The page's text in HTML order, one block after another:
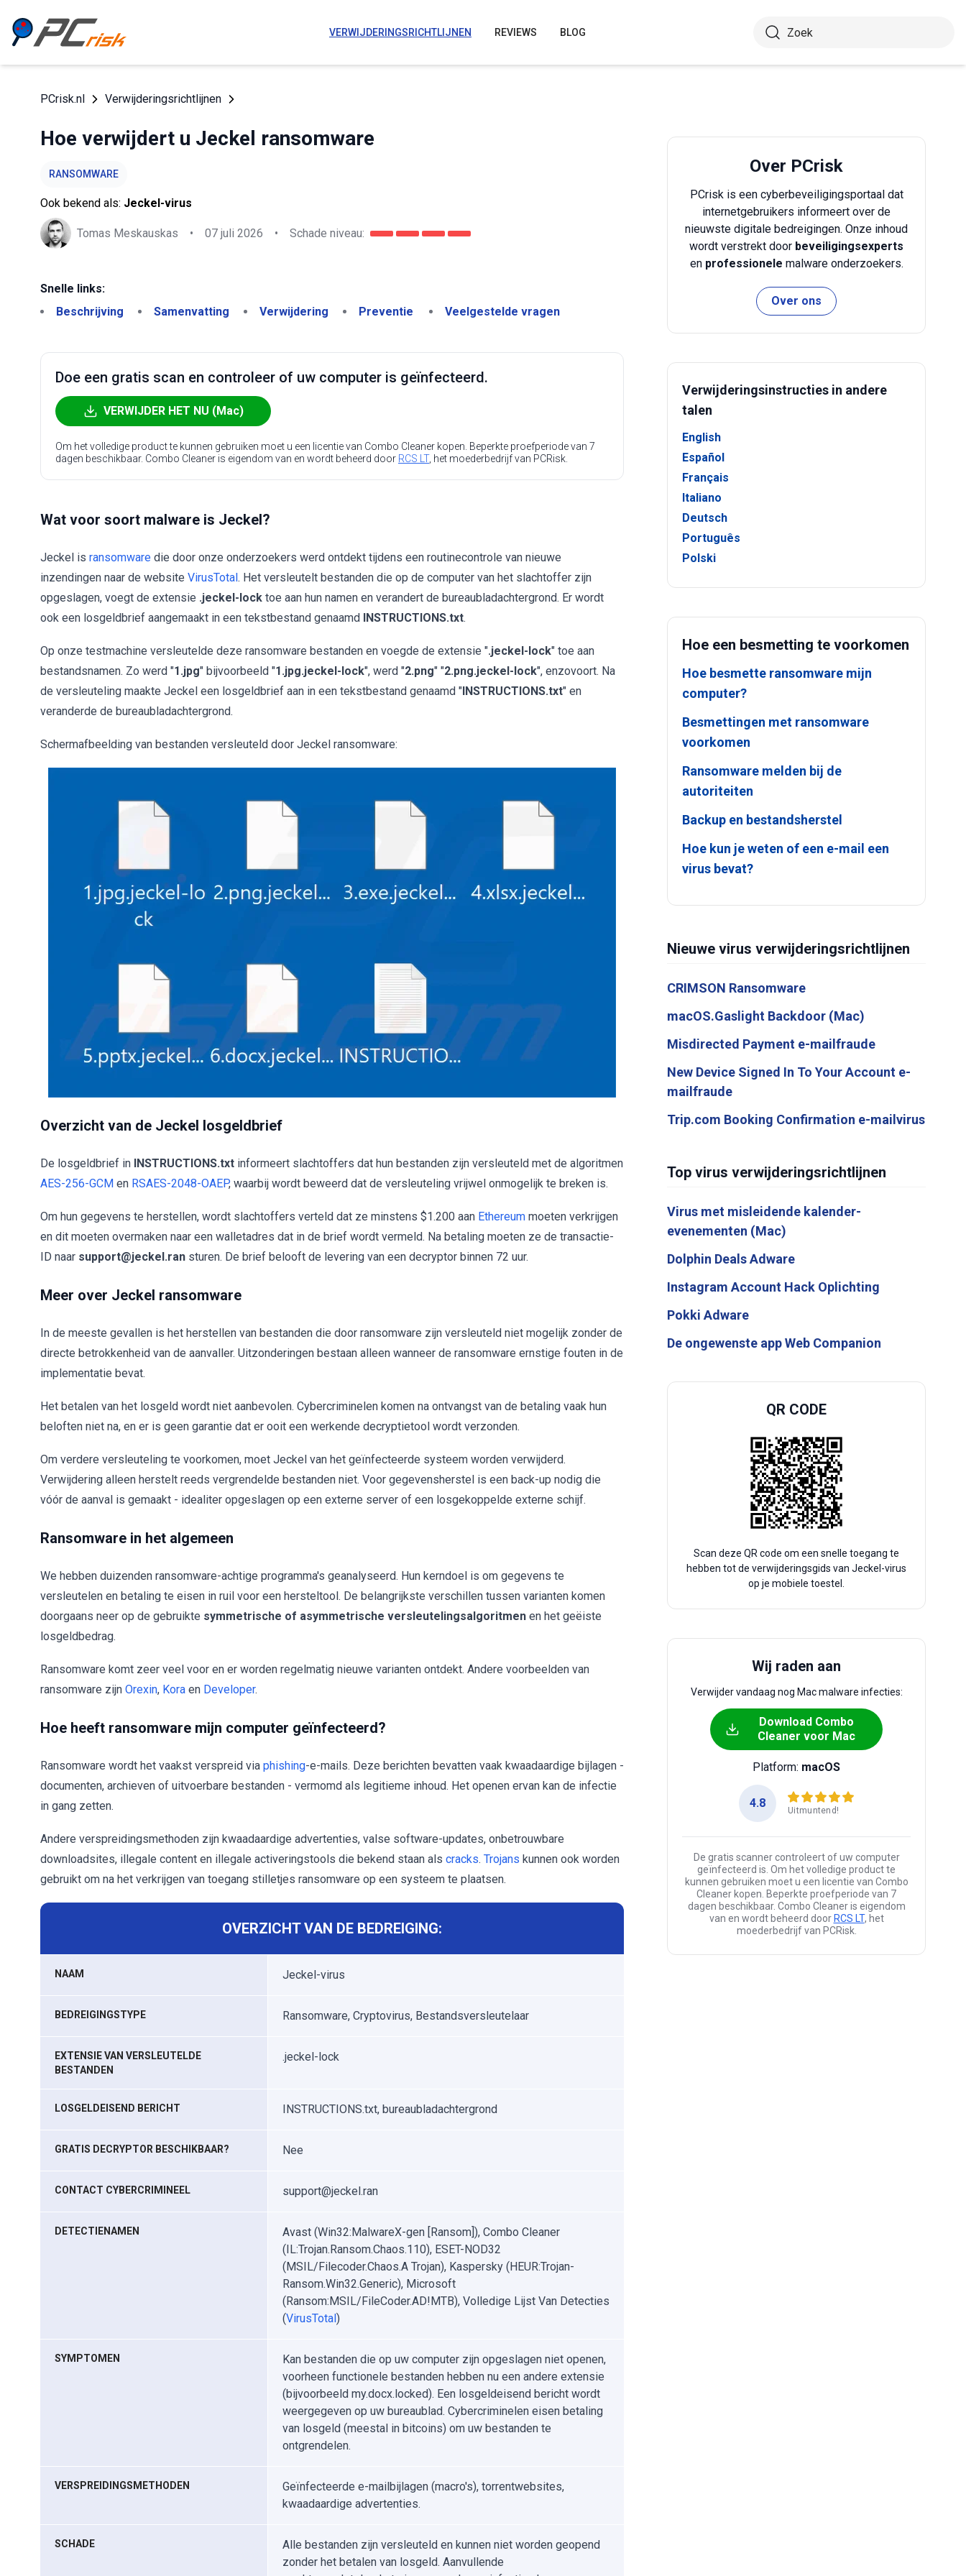
VERWIJDERINGSRICHTLIJNEN REVIEWS BLOG
PCrisk.nl Verwijderingsrichtlijnen
Hoe verwijdert u Jeckel ransomware
RANSOMWARE
Ook bekend als: Jeckel-virus
Tomas Meskauskas • 07 juli 2026 • Schade niveau:
Snelle links:
Beschrijving
Samenvatting Verwijdering Preventie Veelgestelde vragen
Doe een gratis scan en controleer of uw computer is geïnfecteerd.
VERWIJDER HET NU (Mac)
Om het volledige product te kunnen gebruiken moet u een licentie van Combo Cleaner kopen. Beperkte proefperiode van 7
dagen beschikbaar. Combo Cleaner is eigendom van en wordt beheerd door RCS LT, het moederbedrijf van PCRisk.
Wat voor soort malware is Jeckel?
Jeckel is ransomware die door onze onderzoekers werd ontdekt tijdens een routinecontrole van nieuwe
inzendingen naar de website VirusTotal. Het versleutelt bestanden die op de computer van het slachtoffer zijn
opgeslagen, voegt de extensie .jeckel-lock toe aan hun namen en verandert de bureaubladachtergrond. Er wordt
ook een losgeldbrief aangemaakt in een tekstbestand genaamd INSTRUCTIONS.txt.
Op onze testmachine versleutelde deze ransomware bestanden en voegde de extensie ".jeckel-lock" toe aan
bestandsnamen. Zo werd "1.jpg" bijvoorbeeld "1.jpg.jeckel-lock", werd "2.png" "2.png.jeckel-lock", enzovoort. Na
de versleuteling maakte Jeckel een losgeldbrief aan in een tekstbestand genaamd "INSTRUCTIONS.txt" en
veranderde de bureaubladachtergrond.
Schermafbeelding van bestanden versleuteld door Jeckel ransomware:
Overzicht van de Jeckel losgeldbrief
De losgeldbrief in INSTRUCTIONS.txt informeert slachtoffers dat hun bestanden zijn versleuteld met de algoritmen
AES-256-GCM en RSAES-2048-OAEP, waarbij wordt beweerd dat de versleuteling vrijwel onmogelijk te breken is.
Om hun gegevens te herstellen, wordt slachtoffers verteld dat ze minstens $1.200 aan Ethereum moeten verkrijgen
en dit moeten overmaken naar een walletadres dat in de brief wordt vermeld. Na betaling moeten ze de transactie-
ID naar support@jeckel.ran sturen. De brief belooft de levering van een decryptor binnen 72 uur.
Meer over Jeckel ransomware
In de meeste gevallen is het herstellen van bestanden die door ransomware zijn versleuteld niet mogelijk zonder de
directe betrokkenheid van de aanvaller. Uitzonderingen bestaan alleen wanneer de ransomware ernstige fouten in de
implementatie bevat.
Het betalen van het losgeld wordt niet aanbevolen. Cybercriminelen komen na ontvangst van de betaling vaak hun
beloften niet na, en er is geen garantie dat er ooit een werkende decryptietool wordt verzonden.
Om verdere versleuteling te voorkomen, moet Jeckel van het geïnfecteerde systeem worden verwijderd.
Verwijdering alleen herstelt reeds vergrendelde bestanden niet. Voor gegevensherstel is een back-up nodig die
vóór de aanval is gemaakt - idealiter opgeslagen op een externe server of een losgekoppelde externe schijf.
Ransomware in het algemeen
We hebben duizenden ransomware-achtige programma's geanalyseerd. Hun kerndoel is om gegevens te
versleutelen en betaling te eisen in ruil voor een hersteltool. De belangrijkste verschillen tussen varianten komen
doorgaans neer op de gebruikte symmetrische of asymmetrische versleutelingsalgoritmen en het geëiste
losgeldbedrag.
Ransomware komt zeer veel voor en er worden regelmatig nieuwe varianten ontdekt. Andere voorbeelden van
ransomware zijn Orexin, Kora en Developer.
Hoe heeft ransomware mijn computer geïnfecteerd?
Ransomware wordt het vaakst verspreid via phishing-e-mails. Deze berichten bevatten vaak kwaadaardige bijlagen -
documenten, archieven of uitvoerbare bestanden - vermomd als legitieme inhoud. Het openen ervan kan de infectie
in gang zetten.
Andere verspreidingsmethoden zijn kwaadaardige advertenties, valse software-updates, onbetrouwbare
downloadsites, illegale content en illegale activeringstools die bekend staan als cracks. Trojans kunnen ook worden
gebruikt om na het verkrijgen van toegang stilletjes ransomware op een systeem te plaatsen.
OVERZICHT VAN DE BEDREIGING:
NAAM Jeckel-virus
BEDREIGINGSTYPE Ransomware, Cryptovirus, Bestandsversleutelaar
EXTENSIE VAN VERSLEUTELDE
BESTANDEN
.jeckel-lock
LOSGELDEISEND BERICHT INSTRUCTIONS.txt, bureaubladachtergrond
GRATIS DECRYPTOR BESCHIKBAAR? Nee
CONTACT CYBERCRIMINEEL support@jeckel.ran
DETECTIENAMEN
Avast (Win32:MalwareX-gen [Ransom]), Combo Cleaner
(IL:Trojan.Ransom.Chaos.110), ESET-NOD32
(MSIL/Filecoder.Chaos.A Trojan), Kaspersky (HEUR:Trojan-
Ransom.Win32.Generic), Microsoft
(Ransom:MSIL/FileCoder.AD!MTB), Volledige Lijst Van Detecties
(VirusTotal)
SYMPTOMEN
Kan bestanden die op uw computer zijn opgeslagen niet openen,
voorheen functionele bestanden hebben nu een andere extensie
(bijvoorbeeld my.docx.locked). Een losgeldeisend bericht wordt
weergegeven op uw bureaublad. Cybercriminelen eisen betaling
van losgeld (meestal in bitcoins) om uw bestanden te
ontgrendelen.
VERSPREIDINGSMETHODEN
Geïnfecteerde e-mailbijlagen (macro's), torrentwebsites,
kwaadaardige advertenties.
SCHADE
Alle bestanden zijn versleuteld en kunnen niet worden geopend
zonder het betalen van losgeld. Aanvullende
Over PCrisk
PCrisk is een cyberbeveiligingsportaal dat
internetgebruikers informeert over de
nieuwste digitale bedreigingen. Onze inhoud
wordt verstrekt door beveiligingsexperts
en professionele malware onderzoekers.
Over ons
Verwijderingsinstructies in andere
talen
English
Español
Français
Italiano
Deutsch
Português
Polski
Hoe een besmetting te voorkomen
Hoe besmette ransomware mijn
computer?
Besmettingen met ransomware
voorkomen
Ransomware melden bij de
autoriteiten
Backup en bestandsherstel
Hoe kun je weten of een e-mail een
virus bevat?
Nieuwe virus verwijderingsrichtlijnen
CRIMSON Ransomware
macOS.Gaslight Backdoor (Mac)
Misdirected Payment e-mailfraude
New Device Signed In To Your Account e-
mailfraude
Trip.com Booking Confirmation e-mailvirus
Top virus verwijderingsrichtlijnen
Virus met misleidende kalender-
evenementen (Mac)
Dolphin Deals Adware
Instagram Account Hack Oplichting
Pokki Adware
De ongewenste app Web Companion
QR CODE
Scan deze QR code om een snelle toegang te
hebben tot de verwijderingsgids van Jeckel-virus
op je mobiele toestel.
Wij raden aan
Verwijder vandaag nog Mac malware infecties:
Download Combo
Cleaner voor Mac
Platform: macOS
4.8
Uitmuntend!
De gratis scanner controleert of uw computer
geïnfecteerd is. Om het volledige product te
kunnen gebruiken moet u een licentie van Combo
Cleaner kopen. Beperkte proefperiode van 7
dagen beschikbaar. Combo Cleaner is eigendom
van en wordt beheerd door RCS LT, het
moederbedrijf van PCRisk.